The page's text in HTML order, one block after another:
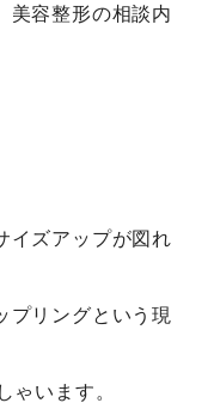
美容整形の相談内
イズアップが図れ
プリングという現
ゃいます。